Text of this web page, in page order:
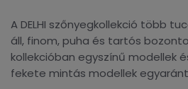
A DELHI szőnyegkollekció több
áll, finom, puha és tartós
kollekcióban egyszínű modellek
fekete mintás modellek